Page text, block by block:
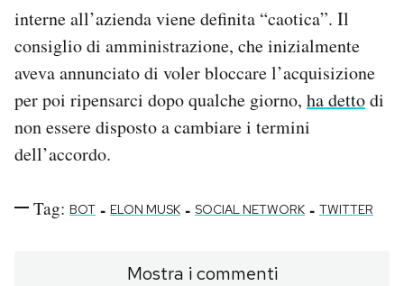
interne all’azienda viene definita “caotica”. Il
consiglio di amministrazione, che inizialmente
aveva annunciato di voler bloccare l’acquisizione
per poi ripensarci dopo qualche giorno, ha dettodi
non essere disposto a cambiare i termini
dell’accordo.
Tag: BOT - ELON MUSK - SOCIAL NETWORK - TWITTER
Mostra i commenti